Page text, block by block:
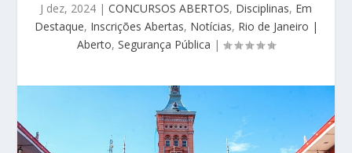
J dez, 2024 | CONCURSOS ABERTOS, Disciplinas, Em
Destaque, Inscrições Abertas, Notícias, Rio de Janeiro |
Aberto, Segurança Pública |